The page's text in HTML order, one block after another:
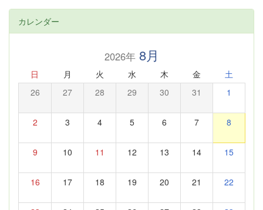
カレンダー
2026年8月
日 月 火 水 木 金 土
26 27 28 29 30 31 1
2 3 4 5 6 7 8
9 10 11 12 13 14 15
16 17 18 19 20 21 22